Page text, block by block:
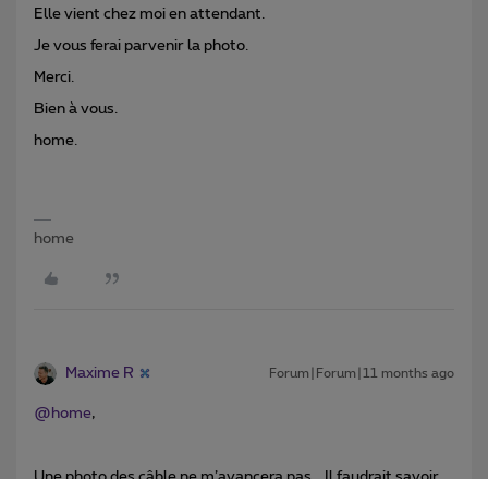
Elle vient chez moi en attendant.
Je vous ferai parvenir la photo.
Merci.
Bien à vous.
home.
home
Maxime R Forum|Forum|11 months ago
@home,